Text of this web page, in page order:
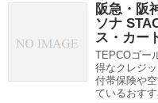
阪急・阪
ソナ
ス・カー
TEPCOゴー
得なクレジ
付帯保険や
ているおす